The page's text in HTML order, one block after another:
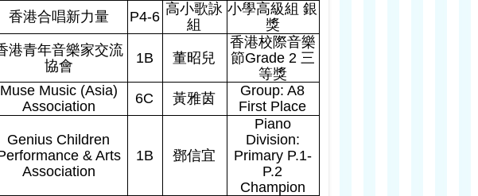
香港合唱新力量 P4-6 高小歌詠
組
小學高級組 銀
獎
港青年音樂家交流
協會
1B 董昭兒
香港校際音樂
節Grade 2 三
等獎
Muse Music (Asia)
Association
6C 黃雅茵
Group: A8
First Place
Genius Children
& Arts
Association
1B 鄧信宜
Piano
Division:
Primary P.1-
P.2
Champion